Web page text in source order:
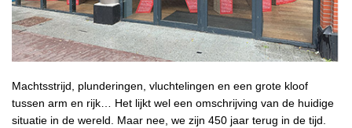
Machtsstrijd, plunderingen, vluchtelingen en een grote kloof
tussen arm en rijk… Het lijkt wel een omschrijving van de huidige
situatie in de wereld. Maar nee, we zijn 450 jaar terug in de tijd.